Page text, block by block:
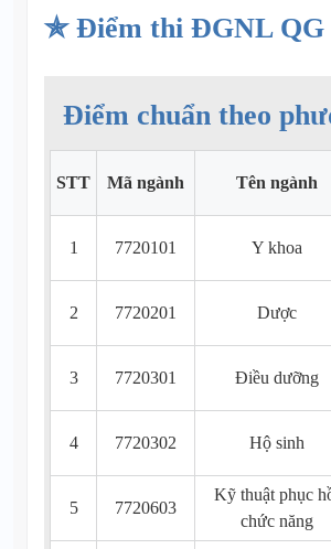
✯ Điểm thi ĐGNL QG
Điểm chuẩn theo
STT Mã ngành Tên ngành
1 7720101 Y khoa
2 7720201 Dược
3 7720301 Điều dưỡng
4 7720302 Hộ sinh
5 7720603
Kỹ thuật phục
chức năng